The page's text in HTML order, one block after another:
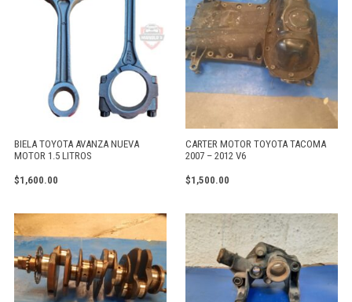
BIELA TOYOTA AVANZA NUEVA
MOTOR 1.5 LITROS
$1,600.00
CARTER MOTOR TOYOTA TACOMA
2007 – 2012 V6
$1,500.00